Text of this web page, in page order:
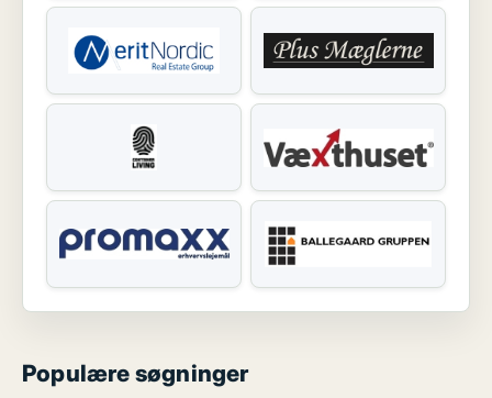
Populære søgninger